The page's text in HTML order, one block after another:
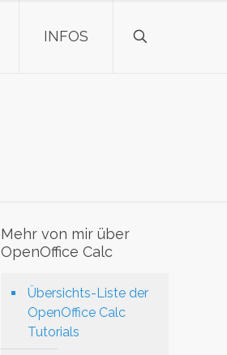
INFOS
Mehr von mir über
OpenOffice Calc
Übersichts-Liste der
OpenOffice Calc
Tutorials